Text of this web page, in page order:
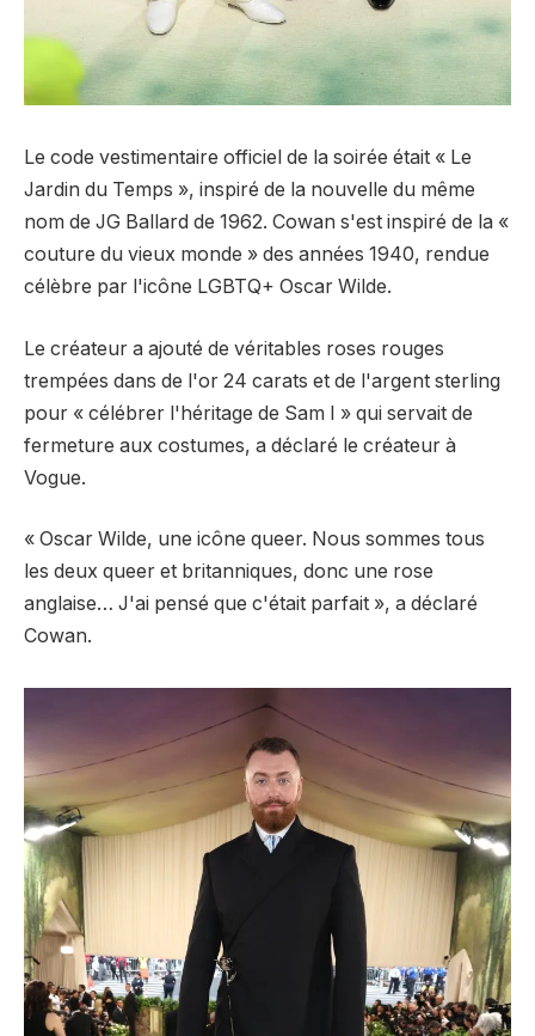
Le code vestimentaire officiel de la soirée était « Le
Jardin du Temps », inspiré de la nouvelle du même
nom de JG Ballard de 1962. Cowan s'est inspiré de la «
couture du vieux monde » des années 1940, rendue
célèbre par l'icône LGBTQ+ Oscar Wilde.
Le créateur a ajouté de véritables roses rouges
trempées dans de l'or 24 carats et de l'argent sterling
pour « célébrer l'héritage de Sam I » qui servait de
fermeture aux costumes, a déclaré le créateur à
Vogue.
« Oscar Wilde, une icône queer. Nous sommes tous
les deux queer et britanniques, donc une rose
anglaise… J'ai pensé que c'était parfait », a déclaré
Cowan.